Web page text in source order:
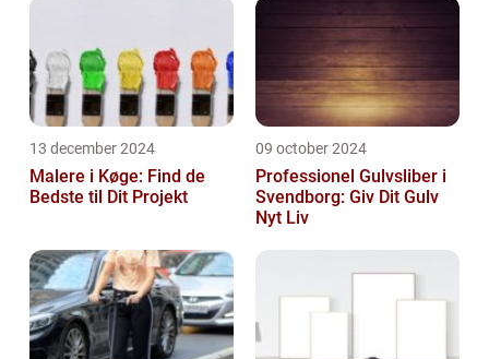
13 december 2024
Malere i Køge: Find de
Bedste til Dit Projekt
09 october 2024
Professionel Gulvsliber i
Svendborg: Giv Dit Gulv
Nyt Liv